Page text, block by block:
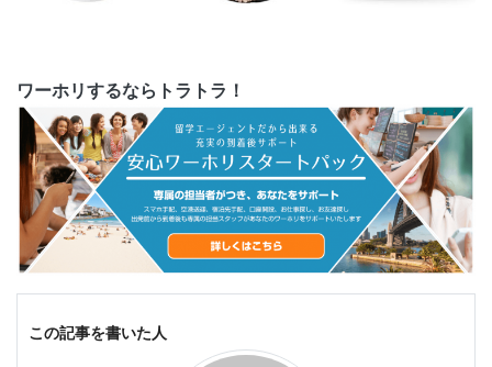
ワーホリするならトラトラ！
この記事を書いた人